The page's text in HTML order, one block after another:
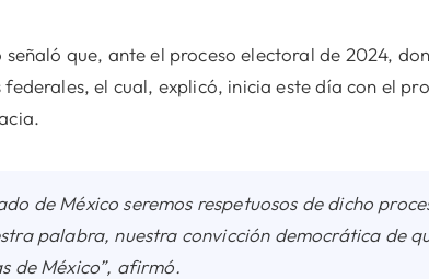
que, ante el proceso electoral de 2024,
el cual, explicó, inicia este día con el
de México seremos respetuosos de dicho
palabra, nuestra convicción democrática de
de México”, afirmó.